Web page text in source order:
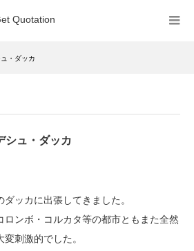
Quotation
・ダッカ
シュ・ダッカ
ッカに出張してきました。
ロンボ・コルカタ等の都市ともまた全然
刺激的でした。